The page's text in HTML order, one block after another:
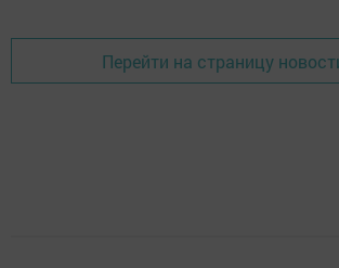
Перейти на страницу